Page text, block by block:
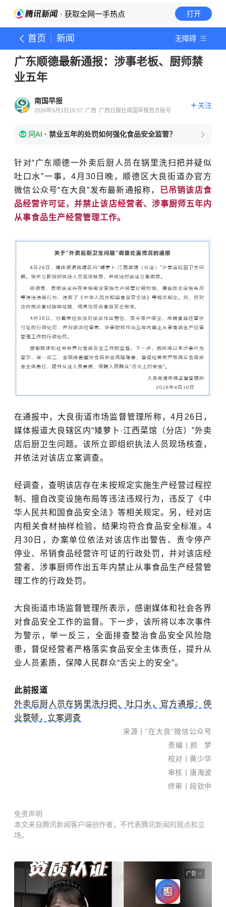
· 获取全网一手热点 打开
首页 新闻 无障碍
广东顺德最新通报：涉事老板、厨师禁
业五年
南国早报
2026年5月1日16:57 广西 广西日报社南国早报官方账号
关注
问AI · 禁业五年的处罚如何强化食品安全监管？
针对“广东顺德一外卖后厨人员在锅里洗扫把并疑似
吐口水”一事，4月30日晚，顺德区大良街道办官方
微信公众号“在大良”发布最新通报称， 已吊销该店食
品经营许可证，并禁止该店经营者、涉事厨师五年内
从事食品生产经营管理工作。
在通报中，大良街道市场监督管理所称，4月26日，
媒体报道大良辖区内“矮萝卜·江西菜馆（分店）”外卖
店后厨卫生问题。该所立即组织执法人员现场核查，
并依法对该店立案调查。
经调查，查明该店存在未按规定实施生产经营过程控
制、擅自改变设施布局等违法违规行为，违反了《中
华人民共和国食品安全法 》等相关规定。另，经对店
内相关食材抽样检验，结果均符合食品安全标准。4
月30日，办案单位依法对该店作出警告、责令停产
停业、吊销食品经营许可证的行政处罚，并对该店经
营者、涉事厨师作出五年内禁止从事食品生产经营管
理工作的行政处罚。
大良街道市场监督管理所表示，感谢媒体和社会各界
对食品安全工作的监督。下一步，该所将以本次事件
为警示，举一反三，全面排查整治食品安全风险隐
患，督促经营者严格落实食品安全主体责任，提升从
业人员素质，保障人民群众“舌尖上的安全”。
此前报道
外卖后厨人员在锅里洗扫把、吐口水，官方通报：停
业整顿，立案调查
遐/文
新闻
热
来源丨 “在大良”微信公众号
责编丨颜 梦
校对丨黄少华
审核丨唐海波
终审丨段钦中
免责声明
本文来自腾讯新闻客户端创作者，不代表腾讯新闻的观点和立
场。
广告